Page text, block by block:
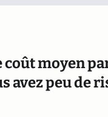
coût moyen
avez peu de